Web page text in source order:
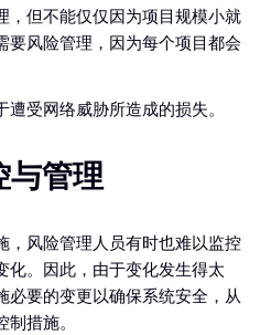
，但不能仅仅因为项目规模小就
要风险管理，因为每个项目都会
受网络威胁所造成的损失。
与管理
，风险管理人员有时也难以监控
化。因此，由于变化发生得太
必要的变更以确保系统安全，从
措施。